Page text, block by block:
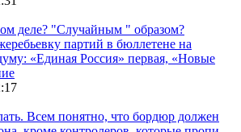
деле? "Случайным " образом?
партий в бюллетене на
«Единая Россия» первая, «Новые
Всем понятно, что бордюр должен